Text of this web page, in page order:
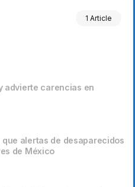
1 Article
advierte carencias en
alertas de desaparecidos
de México